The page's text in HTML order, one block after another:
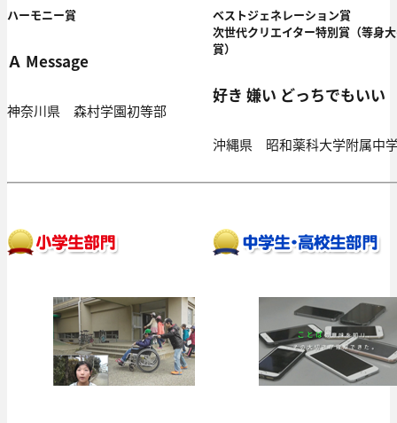
ハーモニー賞
Ａ Message
神奈川県 森村学園初等部
ベストジェネレーション賞
次世代クリエイター特別賞（等身
賞）
好き 嫌い どっちでもいい
沖縄県 昭和薬科大学附属中